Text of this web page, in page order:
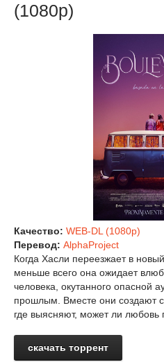
(1080p)
Качество: WEB-DL (1080p)
Перевод: AlphaProject
Когда Хасли переезжает в
меньше всего она ожидает
человека, окутанного опасной
прошлым. Вместе они создают
где выясняют, может ли любовь
скачать торрент